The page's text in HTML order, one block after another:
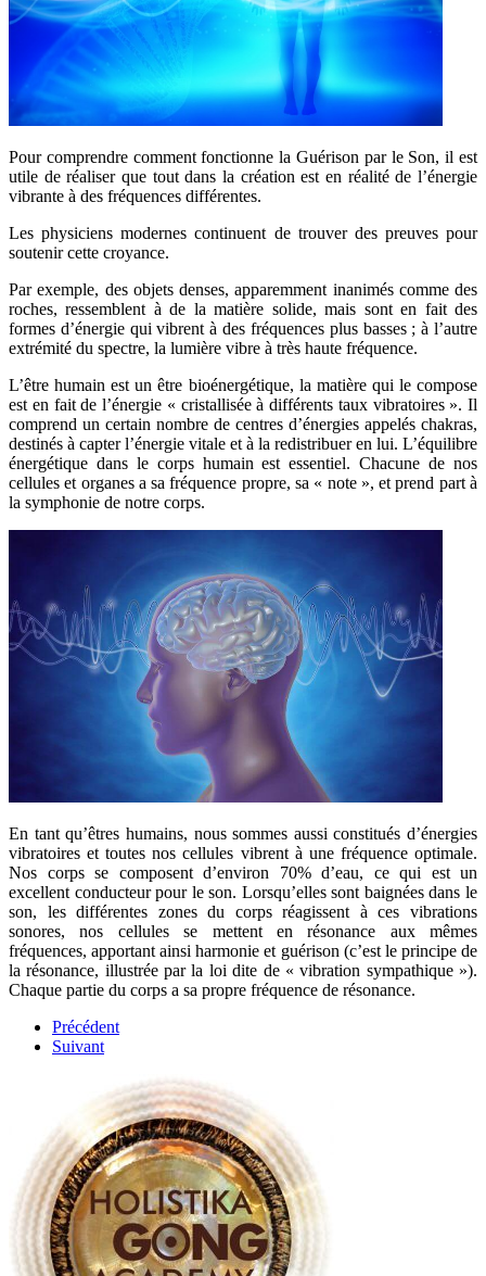
Pour comprendre comment fonctionne la Guérison par le Son, il est
utile de réaliser que tout dans la création est en réalité de l’énergie
vibrante à des fréquences différentes.
Les physiciens modernes continuent de trouver des preuves pour
soutenir cette croyance.
Par exemple, des objets denses, apparemment inanimés comme des
roches, ressemblent à de la matière solide, mais sont en fait des
formes d’énergie qui vibrent à des fréquences plus basses ; à l’autre
extrémité du spectre, la lumière vibre à très haute fréquence.
L’être humain est un être bioénergétique, la matière qui le compose
est en fait de l’énergie « cristallisée à différents taux vibratoires ». Il
comprend un certain nombre de centres d’énergies appelés chakras,
destinés à capter l’énergie vitale et à la redistribuer en lui. L’équilibre
énergétique dans le corps humain est essentiel. Chacune de nos
cellules et organes a sa fréquence propre, sa « note », et prend part à
la symphonie de notre corps.
En tant qu’êtres humains, nous sommes aussi constitués d’énergies
vibratoires et toutes nos cellules vibrent à une fréquence optimale.
Nos corps se composent d’environ 70% d’eau, ce qui est un
excellent conducteur pour le son. Lorsqu’elles sont baignées dans le
son, les différentes zones du corps réagissent à ces vibrations
sonores, nos cellules se mettent en résonance aux mêmes
fréquences, apportant ainsi harmonie et guérison (c’est le principe de
la résonance, illustrée par la loi dite de « vibration sympathique »).
Chaque partie du corps a sa propre fréquence de résonance.
Précédent
Suivant